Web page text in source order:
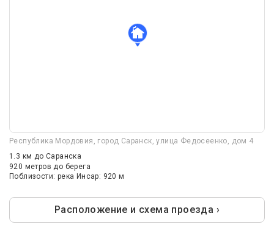
Республика Мордовия, город Саранск, улица Федосеенко, дом 4
1.3 км до Саранска
920 метров до берега
Поблизости: река Инсар: 920 м
Расположение и схема проезда ›